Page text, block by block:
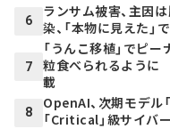
6
ランサム被害、主因
染、「本物に見えた」
7
「うんこ移植」でピ
粒食べられるよう
載
8
OpenAI、次期モデ
「Critical」級サイバ